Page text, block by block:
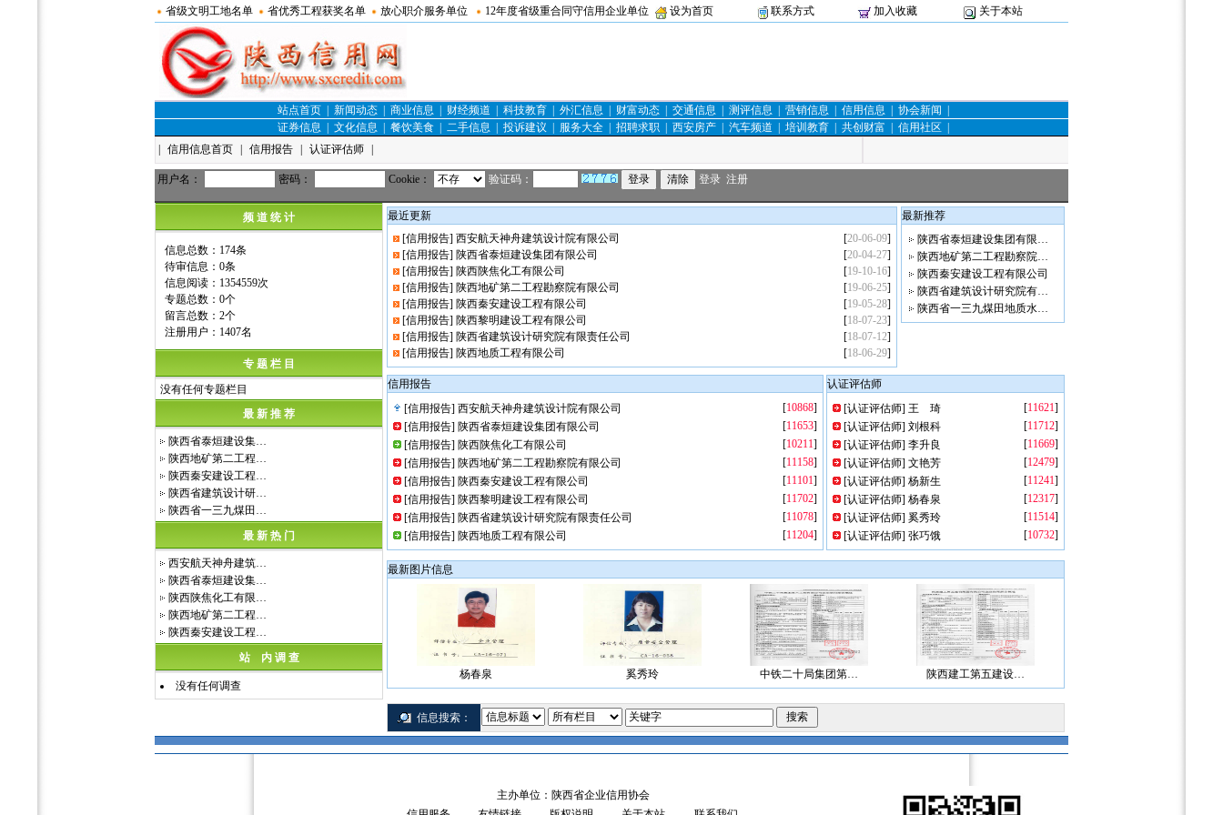
省级文明工地名单 省优秀工程获奖名单 放心职介服务单位 12年度省级重合同守信用企业单位 设为首页 联系方式 加入收藏 关于本站
站点首页 新闻动态 商业信息 财经频道 科技教育 外汇信息 财富动态 交通信息 测评信息 营销信息 信用信息 协会新闻
证券信息
文化信息 餐饮美食 二手信息 投诉建议 服务大全 招聘求职 西安房产 汽车频道 培训教育 共创财富 信用社区
信用信息首页 信用报告 认证评估师
用户名： 密码： Cookie： 验证码： 登录 注册
频 道 统 计
信息总数：174条
待审信息：0条
信息阅读：1354559次
专题总数：0个
留言总数：2个
注册用户：1407名
专 题 栏 目
没有任何专题栏目
最 新 推 荐
陕西省泰烜建设集…
陕西地矿第二工程…
陕西秦安建设工程…
陕西省建筑设计研…
陕西省一三九煤田…
最 新 热 门
西安航天神舟建筑…
陕西省泰烜建设集…
陕西陕焦化工有限…
陕西地矿第二工程…
陕西秦安建设工程…
站 内 调 查
没有任何调查
最近更新
[信用报告] 西安航天神舟建筑设计院有限公司 [20-06-09]
[信用报告] 陕西省泰烜建设集团有限公司 [20-04-27]
[信用报告] 陕西陕焦化工有限公司 [19-10-16]
[信用报告] 陕西地矿第二工程勘察院有限公司 [19-06-25]
[信用报告] 陕西秦安建设工程有限公司 [19-05-28]
[信用报告] 陕西黎明建设工程有限公司 [18-07-23]
[信用报告] 陕西省建筑设计研究院有限责任公司 [18-07-12]
[信用报告] 陕西地质工程有限公司 [18-06-29]
最新推荐
陕西省泰烜建设集团有限…
陕西地矿第二工程勘察院…
陕西秦安建设工程有限公司
陕西省建筑设计研究院有…
陕西省一三九煤田地质水…
信用报告
[信用报告] 西安航天神舟建筑设计院有限公司 [10868]
[信用报告] 陕西省泰烜建设集团有限公司 [11653]
[信用报告] 陕西陕焦化工有限公司 [10211]
[信用报告] 陕西地矿第二工程勘察院有限公司 [11158]
[信用报告] 陕西秦安建设工程有限公司 [11101]
[信用报告] 陕西黎明建设工程有限公司 [11702]
[信用报告] 陕西省建筑设计研究院有限责任公司 [11078]
[信用报告] 陕西地质工程有限公司 [11204]
认证评估师
[认证评估师] 王 琦 [11621]
[认证评估师] 刘根科 [11712]
[认证评估师] 李升良 [11669]
[认证评估师] 文艳芳 [12479]
[认证评估师] 杨新生 [11241]
[认证评估师] 杨春泉 [12317]
[认证评估师] 奚秀玲 [11514]
[认证评估师] 张巧饿 [10732]
最新图片信息
杨春泉 奚秀玲 中铁二十局集团第… 陕西建工第五建设…
信息搜索：
主办单位：陕西省企业信用协会